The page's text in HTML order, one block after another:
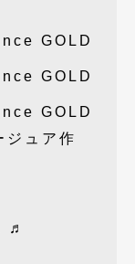
GOLD
GOLD
GOLD
ュア作
♬